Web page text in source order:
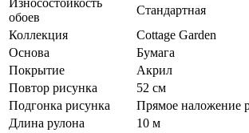
Износостойкость
обоев
Стандартная
Коллекция
Cottage Garden
Основа
Бумага
Покрытие
Акрил
Повтор рисунка
52 см
Подгонка рисунка
Прямое наложение
Длина рулона
10 м